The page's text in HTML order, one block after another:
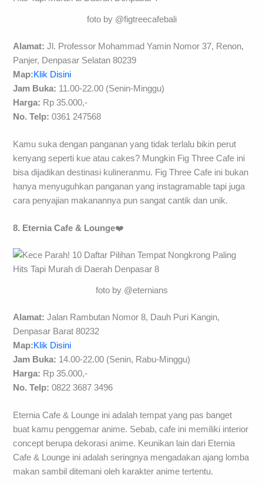
foto by @figtreecafebali
Alamat: Jl. Professor Mohammad Yamin Nomor 37, Renon,
Panjer, Denpasar Selatan 80239
Map:Klik Disini
Jam Buka: 11.00-22.00 (Senin-Minggu)
Harga: Rp 35.000,-
No. Telp: 0361 247568
Kamu suka dengan panganan yang tidak terlalu bikin perut
kenyang seperti kue atau cakes? Mungkin Fig Three Cafe ini
bisa dijadikan destinasi kulineranmu. Fig Three Cafe ini bukan
hanya menyuguhkan panganan yang instagramable tapi juga
cara penyajian makanannya pun sangat cantik dan unik.
8. Eternia Cafe & Lounge❤️
foto by @eternians
Alamat: Jalan Rambutan Nomor 8, Dauh Puri Kangin,
Denpasar Barat 80232
Map:Klik Disini
Jam Buka: 14.00-22.00 (Senin, Rabu-Minggu)
Harga: Rp 35.000,-
No. Telp: 0822 3687 3496
Eternia Cafe & Lounge ini adalah tempat yang pas banget
buat kamu penggemar anime. Sebab, cafe ini memiliki interior
concept berupa dekorasi anime. Keunikan lain dari Eternia
Cafe & Lounge ini adalah seringnya mengadakan ajang lomba
makan sambil ditemani oleh karakter anime tertentu.